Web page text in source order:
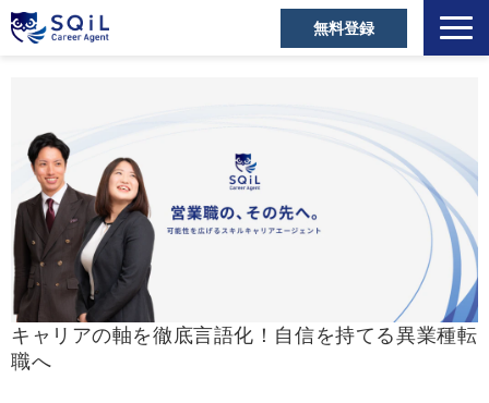
無料登録
営業職の転職成功事例
ご利用者の声
営業の転職Tips
よくあるご質問
キャリアの軸を徹底言語化！自信を持てる異業種転
職へ